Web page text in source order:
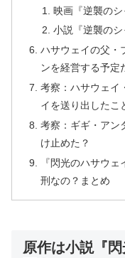
映画『逆襲の
小説『逆襲の
ハサウェイの父・
ンを経営する予定
考察：ハサウェイ
イを送り出したこ
考察：ギギ・アン
け止めた？
『閃光のハサウ
刑なの？まとめ
原作は小説『